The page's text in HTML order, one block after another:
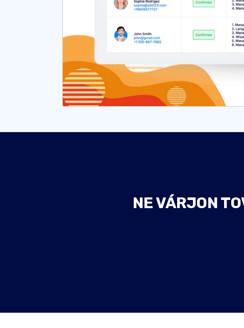
NE VÁRJON